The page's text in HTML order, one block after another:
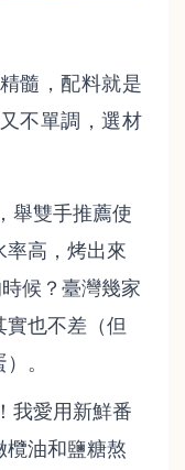
髓，配料就是
不單調，選材
舉雙手推薦使
率高，烤出來
候？臺灣幾家
也不差（但
。
我愛用新鮮番
油和鹽糖熬